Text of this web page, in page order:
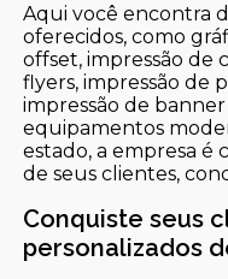
Aqui você encontra
oferecidos, como
offset, impressão de
flyers, impressão de
impressão de
equipamentos
estado, a empresa é
de seus clientes,
Conquiste seus
personalizados